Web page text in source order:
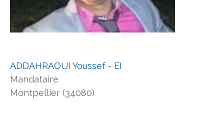
ADDAHRAOUI Youssef - EI
Mandataire
Montpellier (34080)